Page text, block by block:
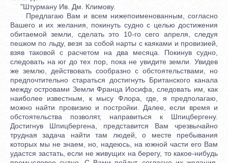
"Штурману Ив. Дм. Климову.
Предлагаю Вам и всем нижепоименованным, согласно
Вашего и их желания, покинуть судно с целью достижения
обитаемой земли, сделать это 10-го сего апреля, следуя
пешком по льду, везя за собой нарты с каяками и провизией,
взяв таковой с расчетом на два месяца. Покинув судно,
следовать на юг до тех пор, пока не увидите земли. Увидев
же землю, действовать сообразно с обстоятельствами, но
предпочтительно стараться достигнуть Британского канала
между островами Земли Франца Иосифа, следовать им, как
наиболее известным, к мысу Флора, где, я предполагаю,
можно найти провизию и постройки. Далее, если время и
обстоятельства позволят, направиться к Шпицбергену.
Достигнув Шпицбергена, представится Вам чрезвычайно
трудная задача найти там людей, о месте пребывания
которых мы не знаем, но, надеюсь, на южной части его Вам
удастся застать, если не живущих на берегу, то какое-нибудь